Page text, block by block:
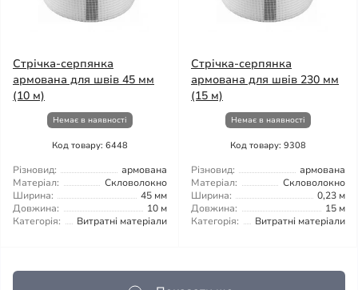
Стрічка-серпянка
армована для швів 45 мм
(10 м)
Немає в наявності
Код товару: 6448
Різновид:
армована
Матеріал:
Скловолокно
Ширина:
45 мм
Довжина:
10 м
Категорія:
Витратні матеріали
Стрічка-серпянка
армована для швів 230 мм
(15 м)
Немає в наявності
Код товару: 9308
Різновид:
армована
Матеріал:
Скловолокно
Ширина:
0,23 м
Довжина:
15 м
Категорія:
Витратні матеріали